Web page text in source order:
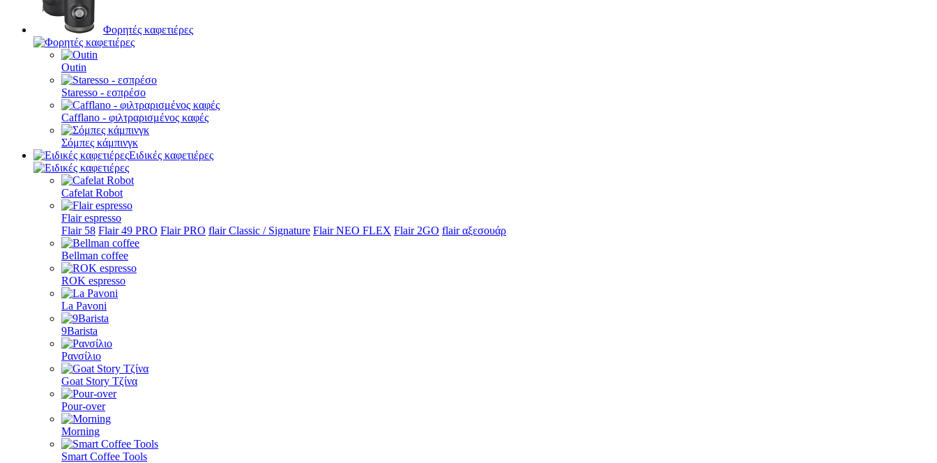
Φορητές καφετιέρες
Outin
Staresso - εσπρέσο
Cafflano - φιλτραρισμένος καφές
Σόμπες κάμπινγκ
Ειδικές καφετιέρες
Cafelat Robot
Flair espresso
Flair 58 Flair 49 PRO Flair PRO flair Classic / Signature Flair NEO FLEX Flair 2GO flair αξεσουάρ
Bellman coffee
ROK espresso
La Pavoni
9Barista
Ρανσίλιο
Goat Story Τζίνα
Pour-over
Morning
Smart Coffee Tools